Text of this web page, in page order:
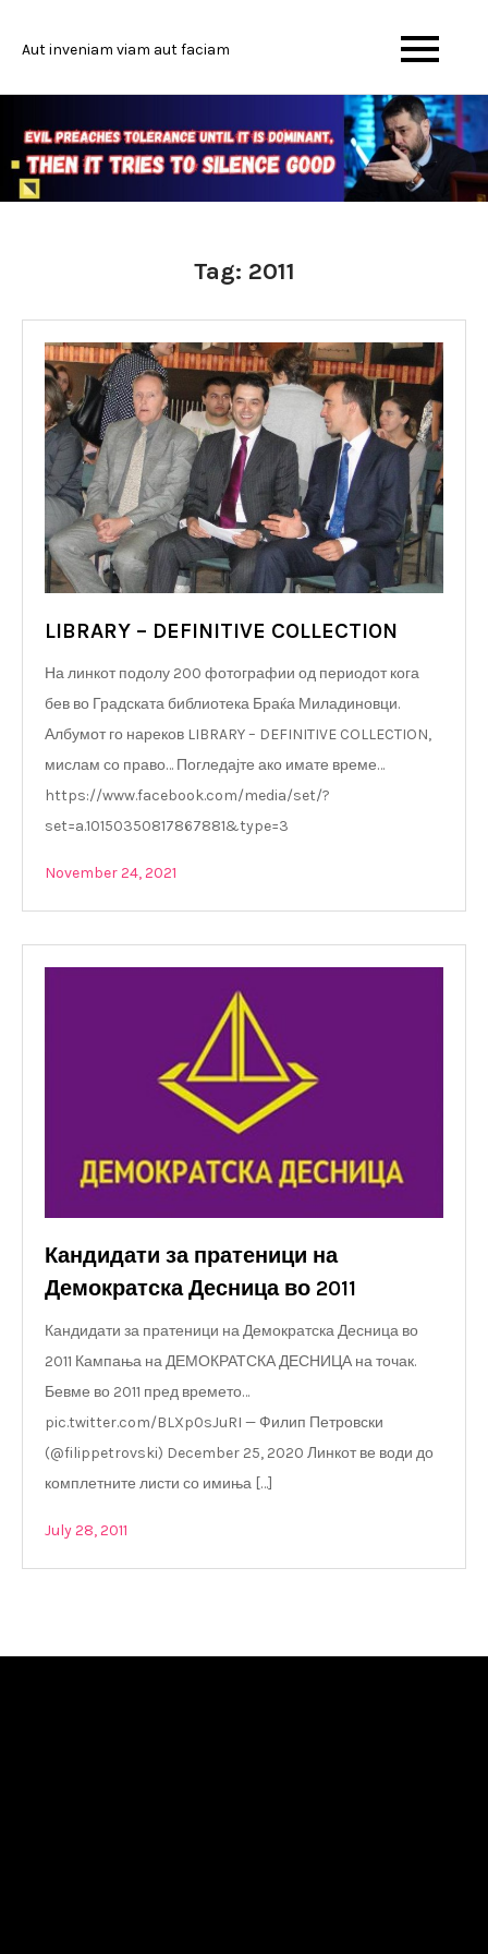
Aut inveniam viam aut faciam
Tag: 2011
LIBRARY – DEFINITIVE COLLECTION
На линкот подолу 200 фотографии од периодот кога
бев во Градската библиотека Браќа Миладиновци.
Албумот го нареков LIBRARY – DEFINITIVE COLLECTION,
мислам со право… Погледајте ако имате време…
https://www.facebook.com/media/set/?
set=a.10150350817867881&type=3
November 24, 2021
Кандидати за пратеници на
Демократска Десница во 2011
Кандидати за пратеници на Демократска Десница во
2011 Кампања на ДЕМОКРАТСКА ДЕСНИЦА на точак.
Бевме во 2011 пред времето…
pic.twitter.com/BLXp0sJuRI — Филип Петровски
(@filippetrovski) December 25, 2020 Линкот ве води до
комплетните листи со имиња […]
July 28, 2011